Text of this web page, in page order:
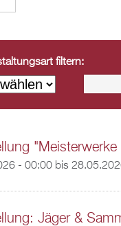
filtern:
"Meisterwerke
- 00:00bis
Jäger &